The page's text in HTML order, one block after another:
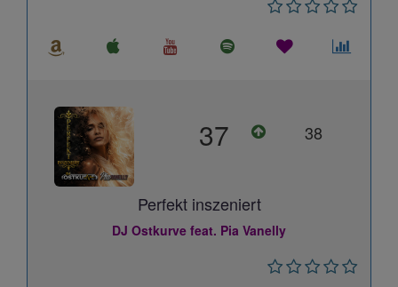
37 38
Perfekt inszeniert
DJ Ostkurve feat. Pia Vanelly